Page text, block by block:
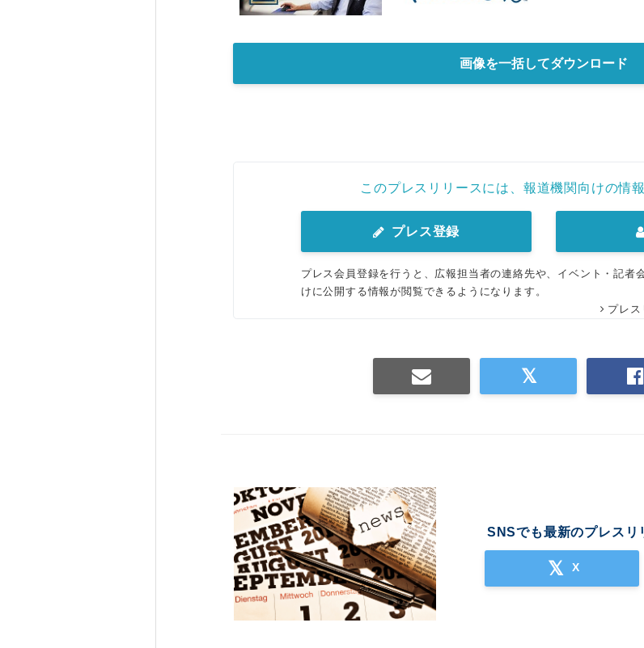
画像を一括してダウンロード
このプレスリリースには、報道機関向けの情
プレス登録
プレス会員登録を行うと、広報担当者の連絡先や、イベント・記者
けに公開する情報が閲覧できるようになります。
プレス
SNSでも最新のプレスリ
X